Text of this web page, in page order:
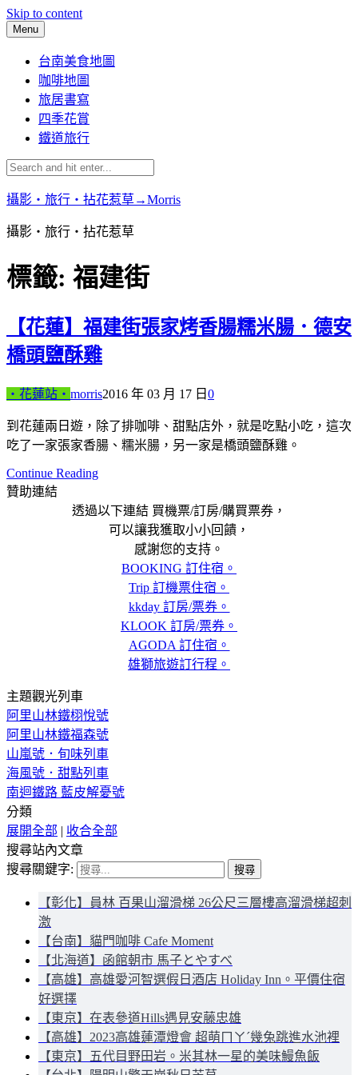
Skip to content
Menu
台南美食地圖
咖啡地圖
旅居書寫
四季花賞
鐵道旅行
攝影‧旅行‧拈花惹草→Morris
攝影‧旅行‧拈花惹草
標籤: 福建街
【花蓮】福建街張家烤香腸糯米腸．德安
橋頭鹽酥雞
‧花蓮站‧ morris2016 年 03 月 17 日 0
到花蓮兩日遊，除了排咖啡、甜點店外，就是吃點小吃，這次
吃了一家張家香腸、糯米腸，另一家是橋頭鹽酥雞。
Continue Reading
贊助連結
透過以下連結 買機票/訂房/購買票券，
可以讓我獲取小小回饋，
感謝您的支持。
BOOKING 訂住宿。
Trip 訂機票住宿。
kkday 訂房/票券。
KLOOK 訂房/票券。
AGODA 訂住宿。
雄獅旅遊訂行程。
主題觀光列車
阿里山林鐵栩悅號
阿里山林鐵福森號
山嵐號．旬味列車
海風號．甜點列車
南迴鐵路 藍皮解憂號
分類
展開全部 | 收合全部
搜尋站內文章
搜尋關鍵字:
【彰化】員林 百果山溜滑梯 26公尺三層樓高溜滑梯超刺
激
【台南】貓門咖啡 Cafe Moment
【北海道】函館朝市 馬子とやすべ
【高雄】高雄愛河智選假日酒店 Holiday Inn。平價住宿
好選擇
【東京】在表參道Hills遇見安藤忠雄
【高雄】2023高雄蓮潭燈會 超萌ㄇㄚˊ幾兔跳進水池裡
【東京】五代目野田岩。米其林一星的美味鰻魚飯